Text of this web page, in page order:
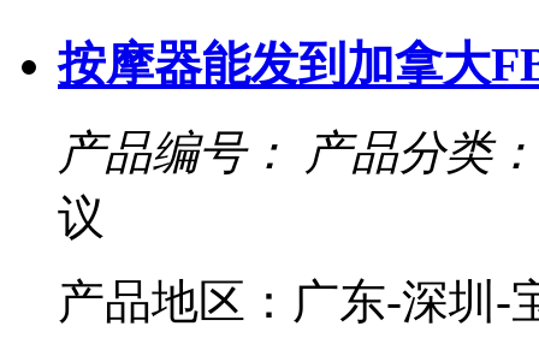
按摩器能发到加拿大
产品编号：
产品分类
议
产品地区：广东-深圳-